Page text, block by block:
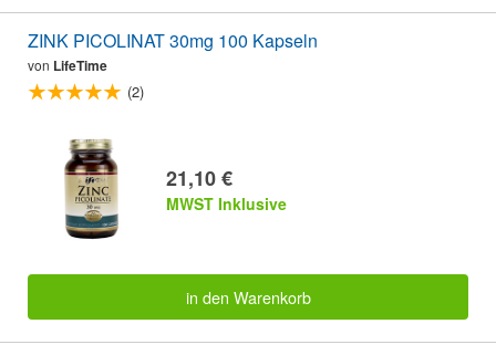
ZINK PICOLINAT 30mg 100 Kapseln
von LifeTime
(2)
21,10 €
MWST Inklusive
in den Warenkorb